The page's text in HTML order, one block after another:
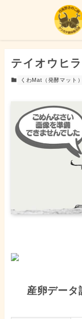
テイオウヒ
くわMat（発酵マット）
産卵データ